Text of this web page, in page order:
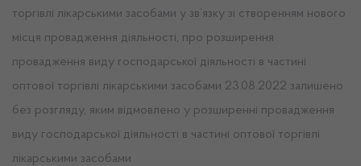
торгівлі лікарськими засобами у зв’язку зі створенням нового
місця провадження діяльності, про розширення
провадження виду господарської діяльності в частині
оптової торгівлі лікарськими засобами 23.08.2022 залишено
без розгляду, яким відмовлено у розширенні провадження
виду господарської діяльності в частині оптової торгівлі
лікарськими засобами